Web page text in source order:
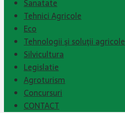
Sanatate
Tehnici Agricole
Eco
Tehnologii şi soluţii agricole
Silvicultura
Legislatie
Agroturism
Concursuri
CONTACT